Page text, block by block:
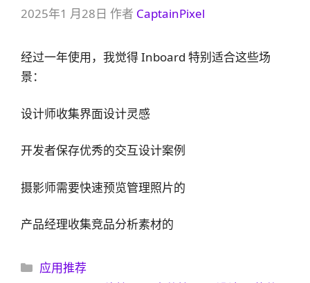
2025年1 月28日 作者 CaptainPixel
经过一年使用，我觉得 Inboard 特别适合这些场
景：
设计师收集界面设计灵感
开发者保存优秀的交互设计案例
摄影师需要快速预览管理照片的
产品经理收集竞品分析素材的
分
应用推荐